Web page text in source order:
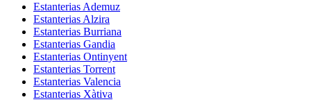
Estanterias Ademuz
Estanterias Alzira
Estanterias Burriana
Estanterias Gandia
Estanterias Ontinyent
Estanterias Torrent
Estanterias Valencia
Estanterias Xàtiva